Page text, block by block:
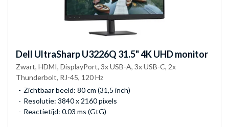
Dell UltraSharp U3226Q 31.5" 4K UHD monitor
Zwart, HDMI, DisplayPort, 3x USB-A, 3x USB-C, 2x
Thunderbolt, RJ-45, 120 Hz
Zichtbaar beeld: 80 cm (31,5 inch)
Resolutie: 3840 x 2160 pixels
Reactietijd: 0.03 ms (GtG)